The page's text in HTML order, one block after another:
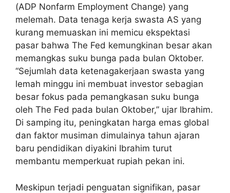
(ADP Nonfarm Employment Change) yang
melemah. Data tenaga kerja swasta AS yang
kurang memuaskan ini memicu ekspektasi
pasar bahwa The Fed kemungkinan besar akan
memangkas suku bunga pada bulan Oktober.
“Sejumlah data ketenagakerjaan swasta yang
lemah minggu ini membuat investor sebagian
besar fokus pada pemangkasan suku bunga
oleh The Fed pada bulan Oktober,” ujar Ibrahim.
Di samping itu, peningkatan harga emas global
dan faktor musiman dimulainya tahun ajaran
baru pendidikan diyakini Ibrahim turut
membantu memperkuat rupiah pekan ini.
Meskipun terjadi penguatan signifikan, pasar